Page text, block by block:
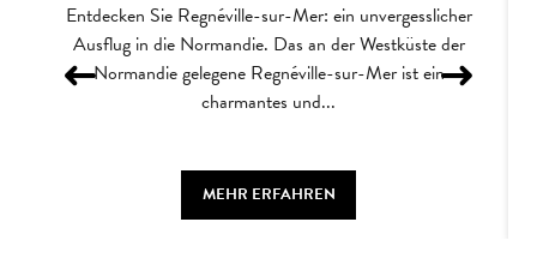
Entdecken Sie Regnéville-sur-Mer: ein unvergesslicher
Ausflug in die Normandie. Das an der Westküste der
Normandie gelegene Regnéville-sur-Mer ist ein
charmantes und...
MEHR ERFAHREN